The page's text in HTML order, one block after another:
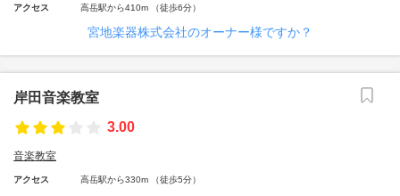
アクセス 高岳駅から410m （徒歩6分）
宮地楽器株式会社のオーナー様ですか？
岸田音楽教室
3.00
音楽教室
アクセス 高岳駅から330m （徒歩5分）